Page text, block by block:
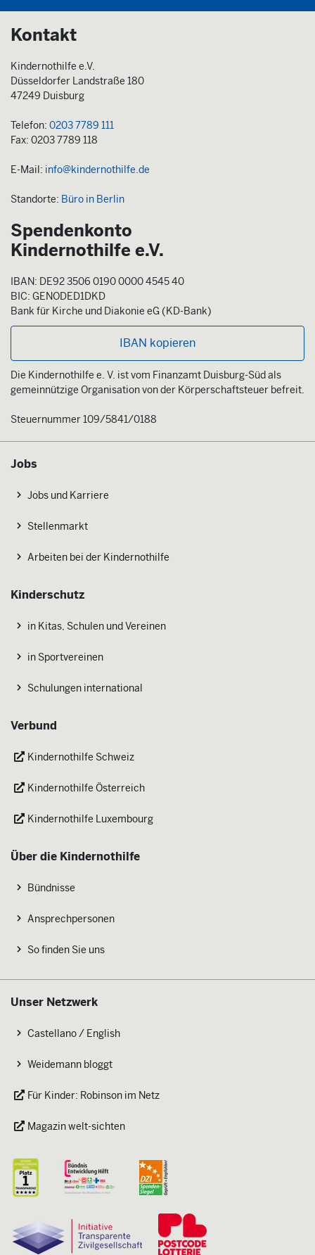
Kontakt
Kindernothilfe e.V.
Düsseldorfer Landstraße 180
47249 Duisburg
Telefon: 0203 7789 111
Fax: 0203 7789 118
E-Mail: info@kindernothilfe.de
Standorte: Büro in Berlin
Spendenkonto
Kindernothilfe e.V.
IBAN: DE92 3506 0190 0000 4545 40
BIC: GENODED1DKD
Bank für Kirche und Diakonie eG (KD-Bank)
IBAN kopieren
Die Kindernothilfe e. V. ist vom Finanzamt Duisburg-Süd als
gemeinnützige Organisation von der Körperschaftsteuer befreit.
Steuernummer 109/5841/0188
Jobs
Jobs und Karriere
Stellenmarkt
Arbeiten bei der Kindernothilfe
Kinderschutz
in Kitas, Schulen und Vereinen
in Sportvereinen
Schulungen international
Verbund
Kindernothilfe Schweiz
Kindernothilfe Österreich
Kindernothilfe Luxembourg
Über die Kindernothilfe
Bündnisse
Ansprechpersonen
So finden Sie uns
Unser Netzwerk
Castellano / English
Weidemann bloggt
Für Kinder: Robinson im Netz
Magazin welt-sichten